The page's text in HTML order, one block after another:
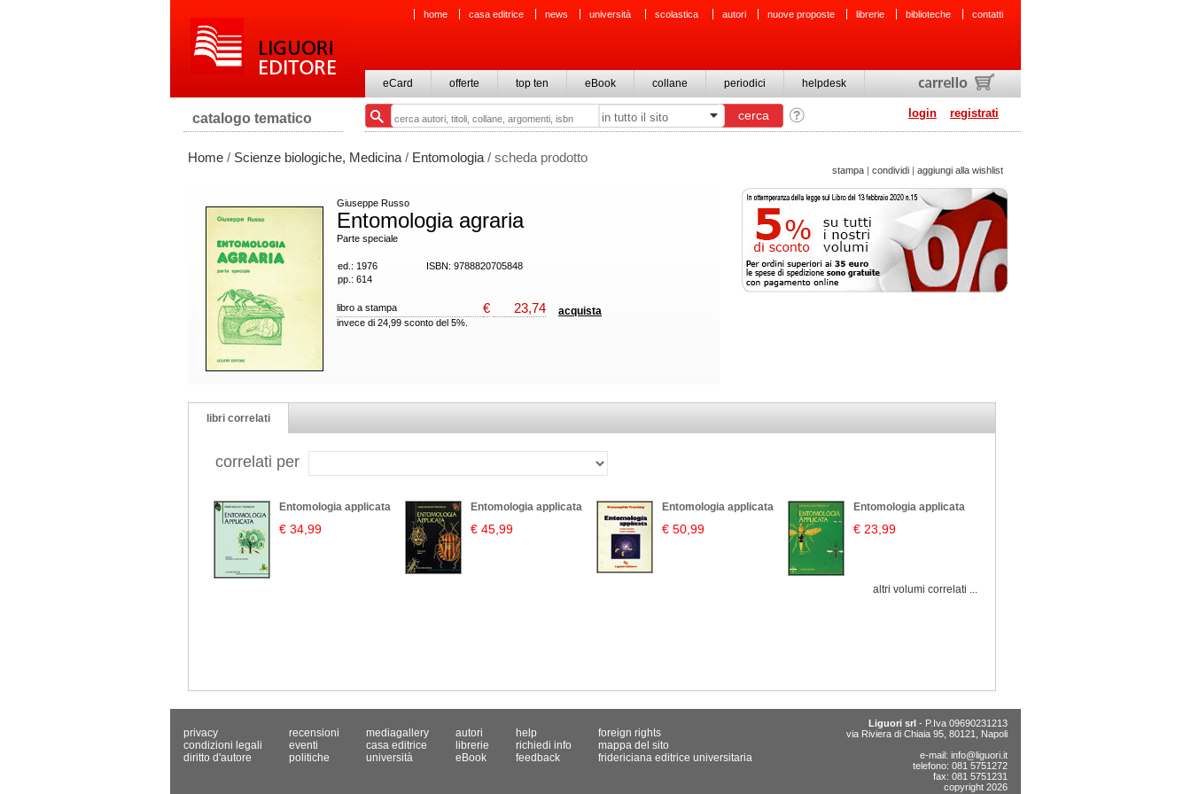
home casa editrice news università scolastica autori nuove proposte librerie biblioteche contatti
eCard offerte top ten eBook collane periodici helpdesk
login registrati
catalogo tematico
Home / Scienze biologiche, Medicina / Entomologia / scheda prodotto
stampa | condividi | aggiungi alla wishlist
Giuseppe Russo
Entomologia agraria
Parte speciale
ed.: 1976
ISBN: 9788820705848
pp.: 614
libro a stampa € 23,74 acquista
invece di 24,99 sconto del 5%.
libri correlati
correlati per
Entomologia applicata
€ 34,99
Entomologia applicata
€ 45,99
Entomologia applicata
€ 50,99
Entomologia applicata
€ 23,99
altri volumi correlati ...
privacy
condizioni legali
diritto d'autore
recensioni
eventi
politiche
mediagallery
casa editrice
università
autori
librerie
eBook
help
richiedi info
feedback
foreign rights
mappa del sito
fridericiana editrice universitaria
Liguori srl - P.Iva 09690231213
via Riviera di Chiaia 95, 80121, Napoli
e-mail: info@liguori.it
telefono: 081 5751272
fax: 081 5751231
copyright 2026